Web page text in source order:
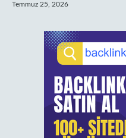
Temmuz 25, 2026